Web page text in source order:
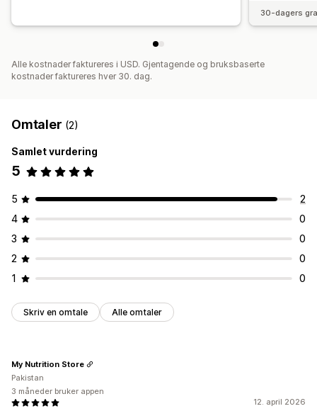
30-dagers
Alle kostnader faktureres i USD. Gjentagende og bruksbaserte
kostnader faktureres hver 30. dag.
Omtaler (2)
Samlet vurdering
5
5
2
4
0
3
0
2
0
1
0
Skriv en omtale Alle omtaler
12. april 2026
My Nutrition Store
Pakistan
3 måneder bruker appen